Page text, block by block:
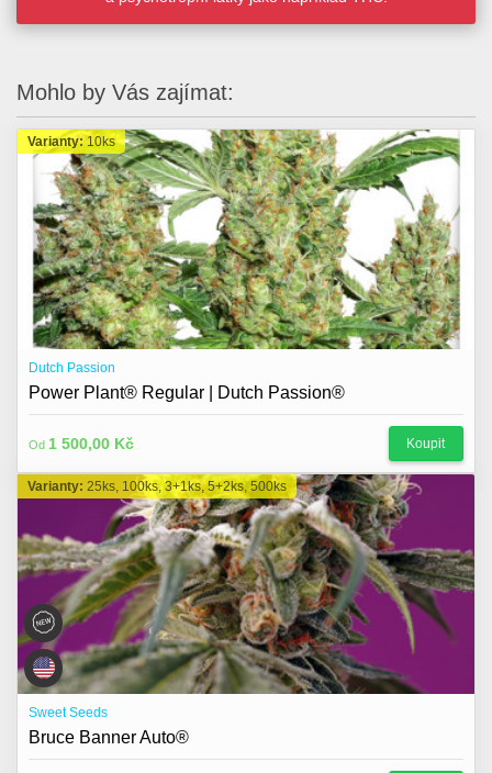
Mohlo by Vás zajímat:
Varianty: 10ks
Dutch Passion
Power Plant® Regular | Dutch Passion®
Od 1 500,00 Kč Koupit
Varianty: 25ks, 100ks, 3+1ks, 5+2ks, 500ks
Sweet Seeds
Bruce Banner Auto®